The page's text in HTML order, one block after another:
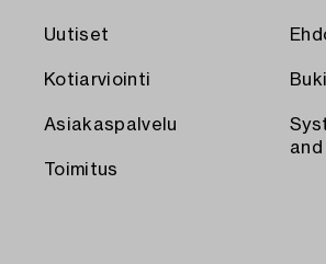
Uutiset
Kotiarviointi
Asiakaspalvelu
Toimitus